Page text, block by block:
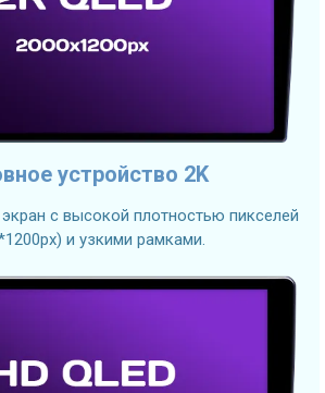
устройство 2K
с высокой плотностью пикселей
и узкими рамками.